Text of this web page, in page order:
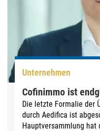
Unternehmen
Cofinimmo ist
Die letzte Formalie der
durch Aedifica ist
Hauptversammlung hat